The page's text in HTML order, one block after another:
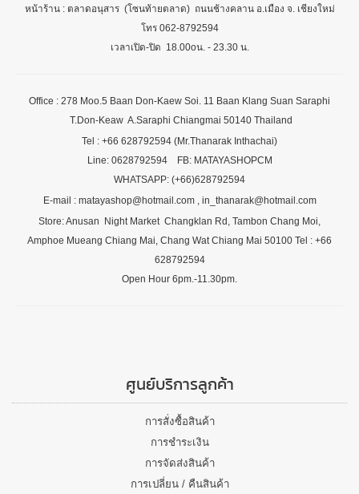
หน้าร้าน : ตลาดอนุสาร (โซนท้ายตลาด) ถนนช้างคลาน อ.เมือง จ. เชียงใหม่
โทร 062-8792594
เวลาเปิด-ปิด 18.00oน. - 23.30 น.
Office : 278 Moo.5 Baan Don-Kaew Soi. 11 Baan Klang Suan Saraphi
T.Don-Keaw A.Saraphi Chiangmai 50140 Thailand
Tel : +66 628792594 (Mr.Thanarak Inthachai)
Line: 0628792594 FB: MATAYASHOPCM
WHATSAPP: (+66)628792594
E-mail : matayashop@hotmail.com , in_thanarak@hotmail.com
Store: Anusan Night Market Changklan Rd, Tambon Chang Moi,
Amphoe Mueang Chiang Mai, Chang Wat Chiang Mai 50100 Tel : +66
628792594
Open Hour 6pm.-11.30pm.
ศูนย์บริการลูกค้า
การสั่งซื้อสินค้า
การชำระเงิน
การจัดส่งสินค้า
การเปลี่ยน / คืนสินค้า